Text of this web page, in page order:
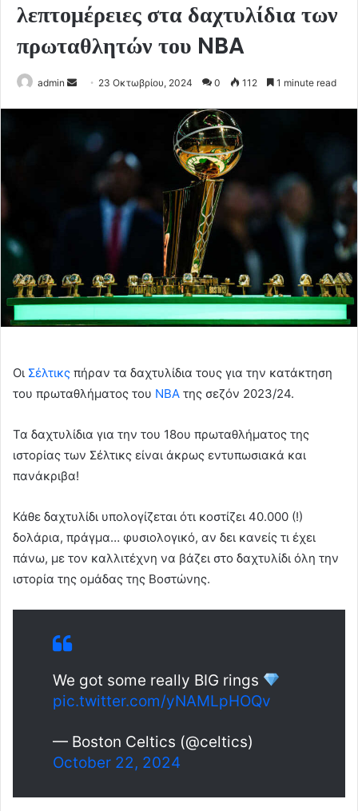
λεπτομέρειες στα δαχτυλίδια των
πρωταθλητών του NBA
admin
Send 23 Οκτωβρίου, 2024 0 112 1 minute read
Οι Σέλτικς πήραν τα δαχτυλίδια τους για την κατάκτηση
του πρωταθλήματος του NBA της σεζόν 2023/24.
Τα δαχτυλίδια για την του 18ου πρωταθλήματος της
ιστορίας των Σέλτικς είναι άκρως εντυπωσιακά και
πανάκριβα!
Κάθε δαχτυλίδι υπολογίζεται ότι κοστίζει 40.000 (!)
δολάρια, πράγμα… φυσιολογικό, αν δει κανείς τι έχει
πάνω, με τον καλλιτέχνη να βάζει στο δαχτυλίδι όλη την
ιστορία της ομάδας της Βοστώνης.
We got some really BIG rings
pic.twitter.com/yNAMLpHOQv
— Boston Celtics (@celtics)
October 22, 2024